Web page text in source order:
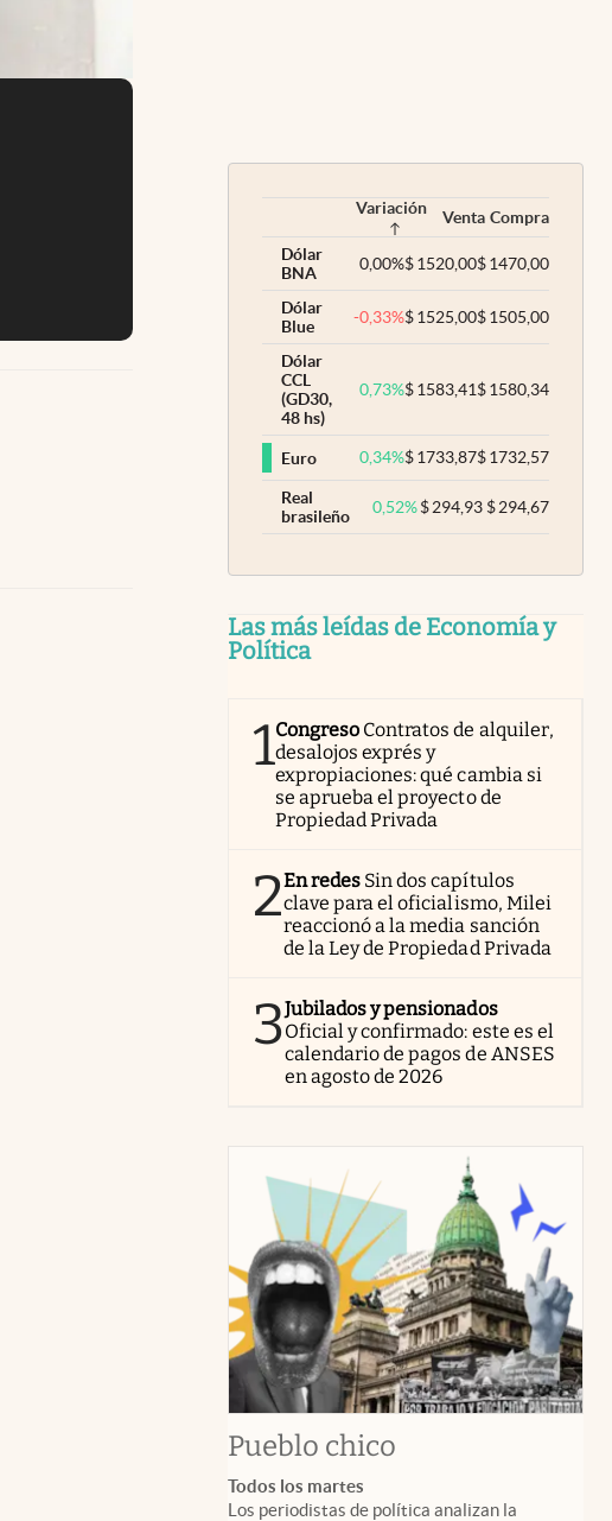
Variación Venta Compra
Dólar
BNA
0,00%$1520,00$1470,00
Dólar
Blue
-0,33%$1525,00$1505,00
Dólar
CCL
(GD30,
48 hs)
0,73%$1583,41$1580,34
Euro 0,34%$1733,87$1732,57
Real
brasileño
0,52% $294,93 $294,67
Las más leídas de Economía y
Política
1Congreso Contratos de alquiler,
desalojos exprés y
expropiaciones: qué cambia si
se aprueba el proyecto de
Propiedad Privada
2En redes Sin dos capítulos
clave para el oficialismo, Milei
reaccionó a la media sanción
de la Ley de Propiedad Privada
3Jubilados y pensionados
Oficial y confirmado: este es el
calendario de pagos de ANSES
en agosto de 2026
Pueblo chico
Todos los martes
Los periodistas de política analizan la